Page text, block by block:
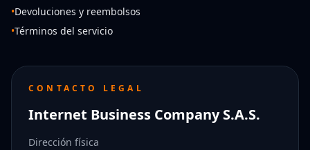
•Devoluciones y reembolsos
•Términos del servicio
CONTACTO LEGAL
Internet Business Company S.A.S.
Dirección física